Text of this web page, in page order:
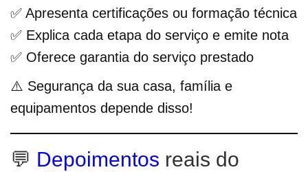
✅ Apresenta certificações ou formação técnica
✅ Explica cada etapa do serviço e emite nota
✅ Oferece garantia do serviço prestado
⚠️ Segurança da sua casa, família e
equipamentos depende disso!
💬 Depoimentos reais do